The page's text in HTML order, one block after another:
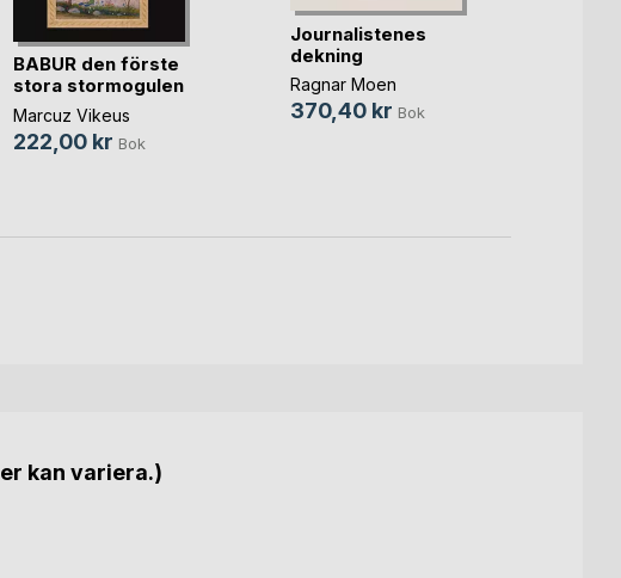
BABUR den förste
stora stormogulen
Marcuz Vikeus
222,00 kr Bok
Journalistenes
dekning
Ragnar Moen
370,40 kr Bok
kan variera.)